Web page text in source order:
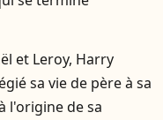
et Leroy, Harry
sa vie de père à sa
l'origine de sa